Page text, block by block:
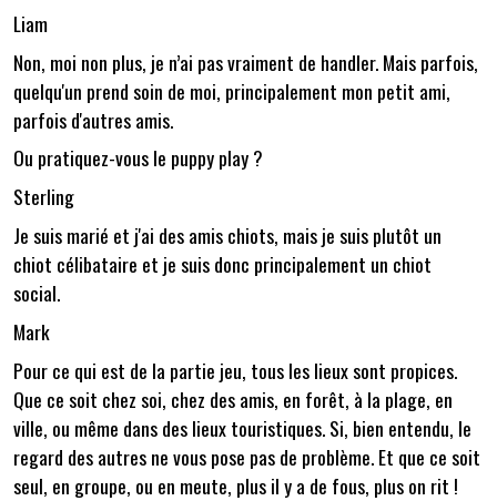
Liam
Non, moi non plus, je n’ai pas vraiment de handler. Mais parfois,
quelqu'un prend soin de moi, principalement mon petit ami,
parfois d'autres amis.
Ou pratiquez-vous le puppy play ?
Sterling
Je suis marié et j'ai des amis chiots, mais je suis plutôt un
chiot célibataire et je suis donc principalement un chiot
social.
Mark
Pour ce qui est de la partie jeu, tous les lieux sont propices.
Que ce soit chez soi, chez des amis, en forêt, à la plage, en
ville, ou même dans des lieux touristiques. Si, bien entendu, le
regard des autres ne vous pose pas de problème. Et que ce soit
seul, en groupe, ou en meute, plus il y a de fous, plus on rit !